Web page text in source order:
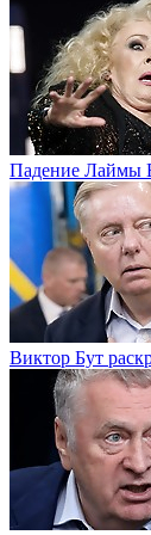
Падение Лаймы
Виктор Бут